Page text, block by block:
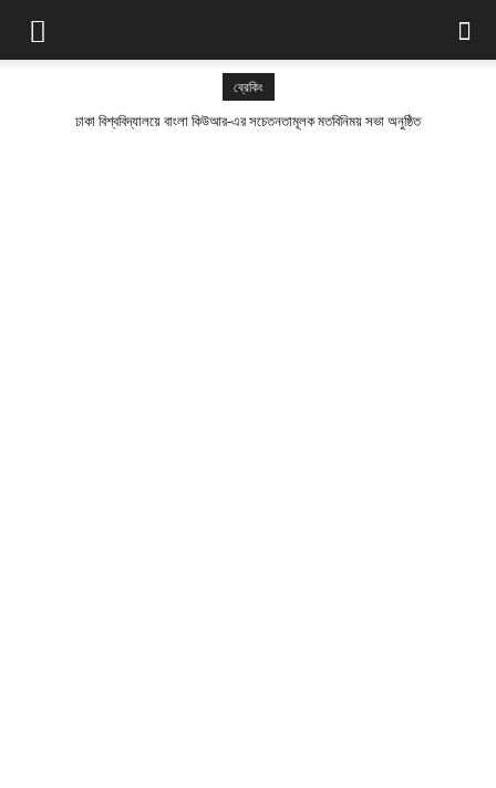
ব্রেকিং
ঢাকা বিশ্ববিদ্যালয়ে বাংলা কিউআর-এর সচেতনতামূলক মতবিনিময় সভা অনুষ্ঠিত